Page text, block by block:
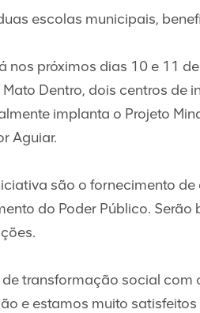
escolas municipais,
nos próximos dias 10 e 11
Dentro, dois centros de
implanta o Projeto
Aguiar.
são o fornecimento
do Poder Público.
de transformação social
e estamos muito